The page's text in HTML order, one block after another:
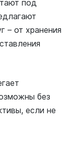
под
– от хранения
без
если не